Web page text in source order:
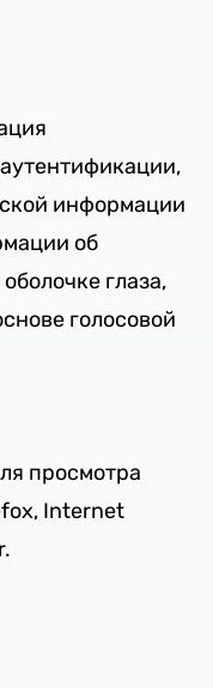
информации
об
глаза,
голосовой
просмотра
Internet